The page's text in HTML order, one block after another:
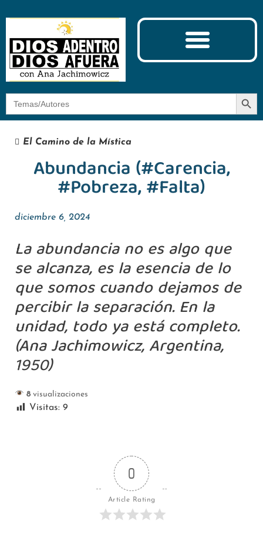
Botón
El Camino de la Mística
Abundancia (#Carencia,
#Pobreza, #Falta)
diciembre 6, 2024
La abundancia no es algo que
se alcanza, es la esencia de lo
que somos cuando dejamos de
percibir la separación. En la
unidad, todo ya está completo.
(Ana Jachimowicz, Argentina,
1950)
8visualizaciones
Visitas: 9
0
Article Rating